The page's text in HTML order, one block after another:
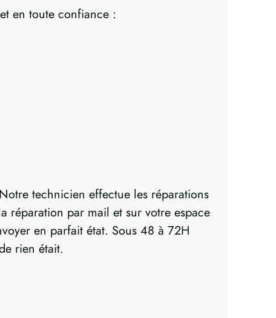
en toute confiance :
technicien effectue les réparations
réparation par mail et sur votre espace
en parfait état. Sous 48 à 72H
rien était.